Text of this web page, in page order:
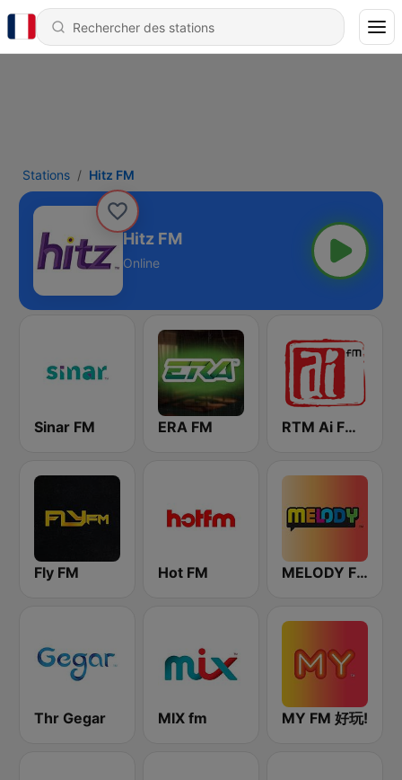
Stations Hitz FM
Hitz FM
Online
Sinar FM ERA FM RTM Ai FM 89.3
Fly FM Hot FM MELODY FM
Thr Gegar MIX fm MY FM 好玩!